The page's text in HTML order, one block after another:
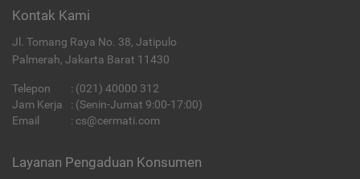
Kontak Kami
Jl. Tomang Raya No. 38, Jatipulo
Palmerah, Jakarta Barat 11430
Telepon : (021) 40000 312
Jam Kerja
: (Senin-Jumat 9:00-17:00)
Email
: cs@cermati.com
Layanan Pengaduan Konsumen